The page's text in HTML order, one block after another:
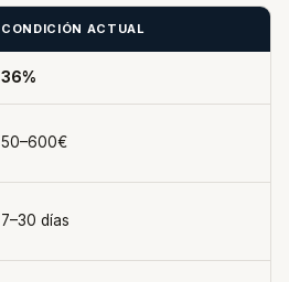
CONDICIÓN ACTUAL
36%
50–600€
7–30 días